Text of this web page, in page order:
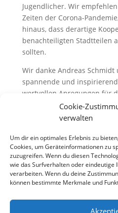
Cookie-
verwalten
Um dir ein optimales Erlebnis zu
Cookies, um Geräteinformationen zu
zuzugreifen. Wenn du diesen
wie das Surfverhalten oder eindeutige
verarbeiten. Wenn du deine
können bestimmte Merkmale und
Jugendlicher. Wir
Zeiten der Corona-
hinaus, dass derartige
benachteiligten Stadtteilen
sollten.
Wir danke Andreas Schmidt
spannende und
wertvollen Anregungen für